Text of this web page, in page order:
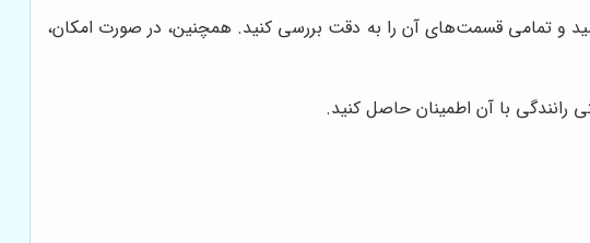
و تمامی قسمت‌های آن را به دقت بررسی کنید. همچنین، در صورت امکان،
رانندگی با آن اطمینان حاصل کنید.